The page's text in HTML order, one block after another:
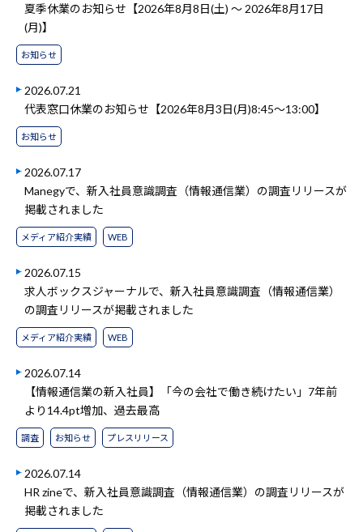
夏季休業のお知らせ【2026年8月8日(土) ～ 2026年8月17日
(月)】
お知らせ
2026.07.21
代表窓口休業のお知らせ【2026年8月3日(月)8:45～13:00】
お知らせ
2026.07.17
Manegyで、新入社員意識調査（情報通信業）の調査リリースが
掲載されました
メディア紹介実績 WEB
2026.07.15
求人ボックスジャーナルで、新入社員意識調査（情報通信業）
の調査リリースが掲載されました
メディア紹介実績 WEB
2026.07.14
【情報通信業の新入社員】「今の会社で働き続けたい」7年前
より14.4pt増加、過去最高
調査 お知らせ プレスリリース
2026.07.14
HR zineで、新入社員意識調査（情報通信業）の調査リリースが
掲載されました